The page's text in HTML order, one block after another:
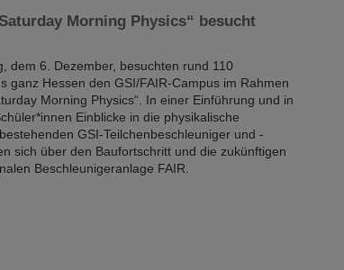
Morning Physics“ besucht
dem 6. Dezember, besuchten rund 110
ganz Hessen den GSI/FAIR-Campus im Rahmen
Morning Physics“. In einer Einführung und in
Einblicke in die physikalische
GSI-Teilchenbeschleuniger und -
sich über den Baufortschritt und die zukünftigen
Beschleunigeranlage FAIR.